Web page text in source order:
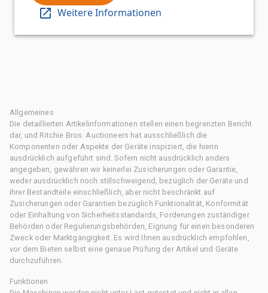
Weitere Informationen
Allgemeines
Die detaillierten Artikelinformationen stellen einen begrenzten Bericht
dar, und Ritchie Bros. Auctioneers hat ausschließlich die
Komponenten oder Aspekte der Geräte inspiziert, die hierin
ausdrücklich aufgeführt sind. Sofern nicht ausdrücklich anders
angegeben, gewähren wir keinerlei Zusicherungen oder Garantie,
weder ausdrücklich noch stillschweigend, bezüglich der Geräte und
ihrer Bestandteile einschließlich, aber nicht beschränkt auf
Zusicherungen oder Garantien bezüglich Funktionalität, Konformität
oder Einhaltung von Sicherheitsstandards, Forderungen zuständiger
Behörden oder Regulierungsbehörden, Eignung für einen besonderen
Zweck oder Marktgängigkeit. Es wird Ihnen ausdrücklich empfohlen,
vor dem Bieten selbst eine genaue Prüfung der Artikel und Geräte
durchzuführen.
Funktionen